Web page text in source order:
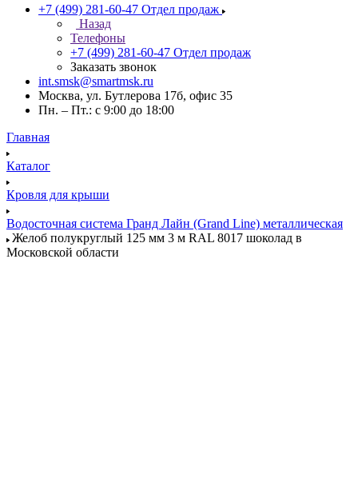
+7 (499) 281-60-47 Отдел продаж
Назад
Телефоны
+7 (499) 281-60-47 Отдел продаж
Заказать звонок
int.smsk@smartmsk.ru
Москва, ул. Бутлерова 17б, офис 35
Пн. – Пт.: с 9:00 до 18:00
Главная
Каталог
Кровля для крыши
Водосточная система Гранд Лайн (Grand Line) металлическая
Желоб полукруглый 125 мм 3 м RAL 8017 шоколад в
Московской области